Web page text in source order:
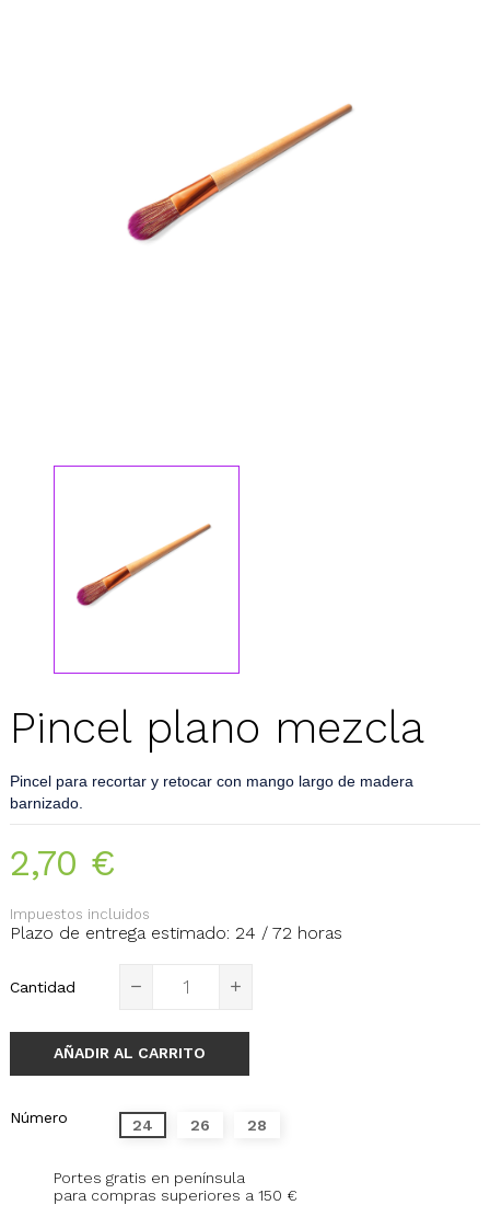
Pincel plano mezcla
Pincel para recortar y retocar con mango largo de madera
barnizado.
2,70 €
Impuestos incluidos
Plazo de entrega estimado: 24 / 72 horas
Cantidad
AÑADIR AL CARRITO
Número 24 26 28
Portes gratis en península
para compras superiores a 150 €